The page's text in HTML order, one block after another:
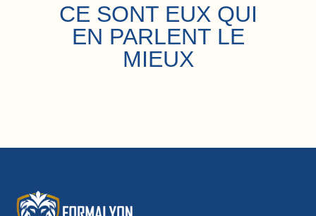
CE SONT EUX QUI
EN PARLENT LE
MIEUX